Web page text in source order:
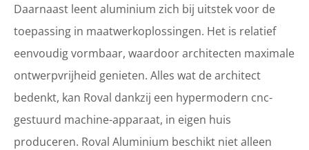
Daarnaast leent aluminium zich bij uitstek voor de
toepassing in maatwerkoplossingen. Het is relatief
eenvoudig vormbaar, waardoor architecten maximale
ontwerpvrijheid genieten. Alles wat de architect
bedenkt, kan Roval dankzij een hypermodern cnc-
gestuurd machine-apparaat, in eigen huis
produceren. Roval Aluminium beschikt niet alleen